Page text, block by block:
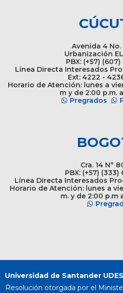
Avenida 4 No.
Urbanización
PBX: (+57)
Línea Directa Interesados
Ext: 4222 -
Horario de Atención: lunes a
m y de 2:00 p.m.
Pregrados
Cra. 14 N°
PBX: (+57) (333)
Línea Directa Interesados
Horario de Atención: lunes a
m. y de 2:00 p.m
Universidad de Santander
Resolución otorgada por el